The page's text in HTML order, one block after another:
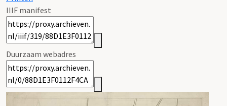
IIIF manifest
Duurzaam webadres